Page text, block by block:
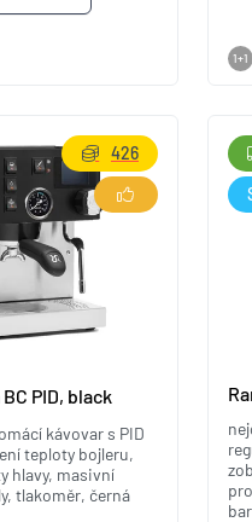
1+1
PID, black
kávovar s PID
teploty bojleru,
hlavy, masivní
tlakoměr, černá
426